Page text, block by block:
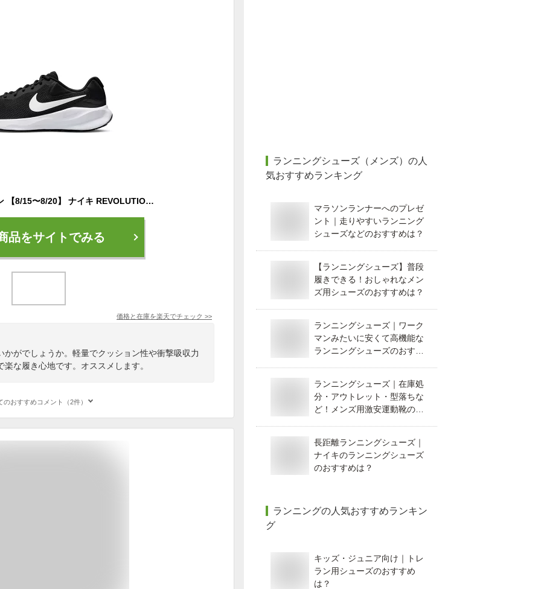
最大10％OFFクーポン 【8/15〜8/20】 ナイキ REVOLUTION 7 レボリューション 7 FB2207-001 メンズ 陸上/ランニング ランニングシューズ : ブラック×ホワイト NIKE imbkk
品をサイトでみる
価格と在庫を楽天でチェック >>
がでしょうか。軽量でクッション性や衝撃吸収力
な履き心地です。オススメします。
のおすすめコメント（2件）
ランニングシューズ（メンズ） の人
気おすすめランキング
マラソンランナーへのプレゼ
ント｜走りやすいランニング
シューズなどのおすすめは？
【ランニングシューズ】普段
履きできる！おしゃれなメン
ズ用シューズのおすすめは？
ランニングシューズ｜ワーク
マンみたいに安くて高機能な
ランニングシューズのおすす
ランニングシューズ｜在庫処
分・アウトレット・型落ちな
ど！メンズ用激安運動靴のお
長距離ランニングシューズ｜
ナイキのランニングシューズ
のおすすめは？
ランニングの人気おすすめランキン
グ
キッズ・ジュニア向け｜トレ
ラン用シューズのおすすめ
は？